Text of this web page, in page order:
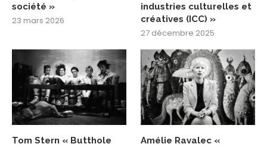
société »
23 mars 2026
industries culturelles et
créatives (ICC) »
27 décembre 2025
Tom Stern « Butthole
Amélie Ravalec «